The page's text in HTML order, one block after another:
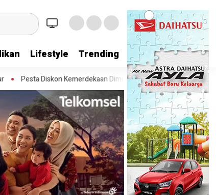
Lifestyle Trending
Dimulai, Warga Kota Tangerang Bisa Nikmati Diskon